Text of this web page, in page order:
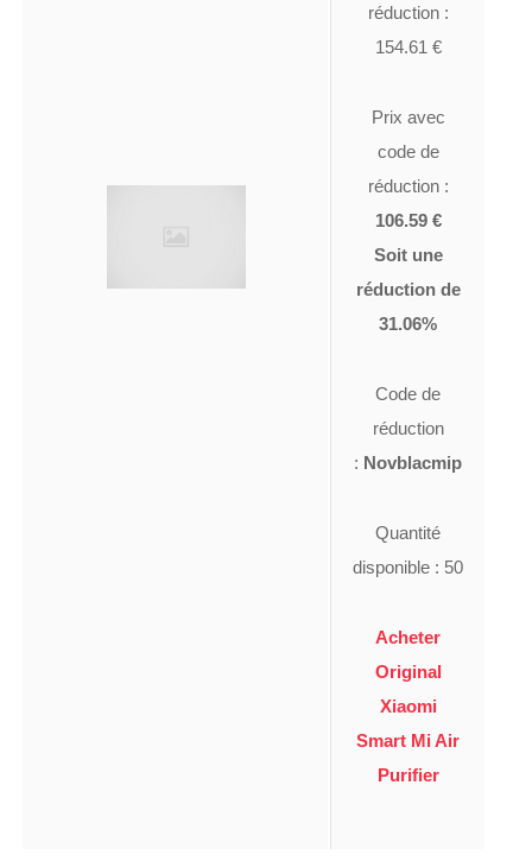
réduction :
154.61 €
Prix avec
code de
réduction :
106.59 €
Soit une
réduction de
31.06%
Code de
réduction
: Novblacmip
Quantité
disponible : 50
Acheter
Original
Xiaomi
Smart Mi Air
Purifier